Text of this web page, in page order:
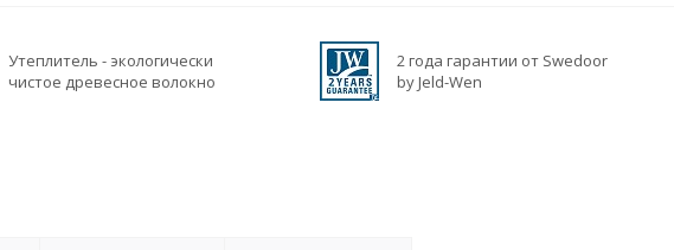
Утеплитель - экологически
чистое древесное волокно
2 года гарантии от Swedoor
by Jeld-Wen